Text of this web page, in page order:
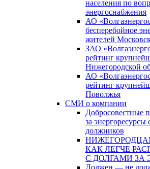
населения по
энергоснабжения
АО
бесперебойное
жителей
ЗАО
рейтинг
Нижегородской
АО
рейтинг
Поволжья
СМИ о компании
Добросовестные
за энергоресурсы
должников
КАК ЛЕГЧЕ
С ДОЛГАМИ ЗА